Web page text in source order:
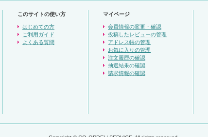
このサイトの使い方
はじめての方
ご利用ガイド
よくある質問
マイページ
会員情報の変更・確認
投稿したレビューの管理
アドレス帳の管理
お気に入りの管理
注文履歴の確認
抽選結果の確認
請求情報の確認